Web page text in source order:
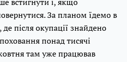
За планом їдемо в
після окупації знайдено
понад тисячі
там уже працював